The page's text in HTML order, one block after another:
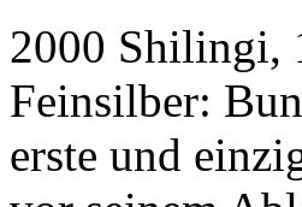
2000 Shilingi,
Feinsilber:
erste und